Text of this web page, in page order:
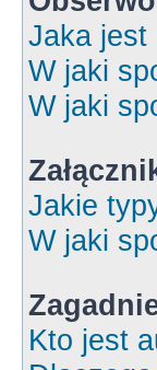
Jaka jest
W jaki
W jaki
Jakie
W jaki
Kto jest